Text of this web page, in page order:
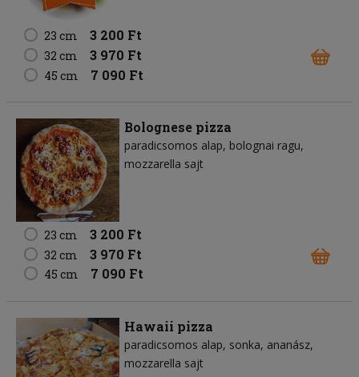
23 cm 3 200 Ft
32 cm 3 970 Ft
45 cm 7 090 Ft
Bolognese pizza
paradicsomos alap bolognai ragu
mozzarella sajt
23 cm 3 200 Ft
32 cm 3 970 Ft
45 cm 7 090 Ft
Hawaii pizza
paradicsomos alap sonka ananász
mozzarella sajt